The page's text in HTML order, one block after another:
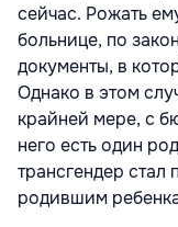
сейчас. Рожать
больнице, по
документы, в
Однако в этом
крайней мере, с
него есть один
трансгендер
родившим